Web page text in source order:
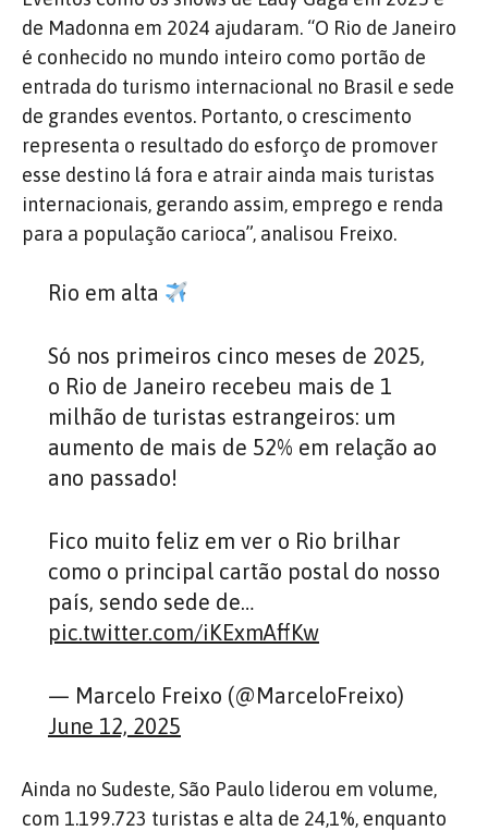
de Madonna em 2024 ajudaram. “O Rio de Janeiro
é conhecido no mundo inteiro como portão de
entrada do turismo internacional no Brasil e sede
de grandes eventos. Portanto, o crescimento
representa o resultado do esforço de promover
esse destino lá fora e atrair ainda mais turistas
internacionais, gerando assim, emprego e renda
para a população carioca”, analisou Freixo.
Rio em alta
Só nos primeiros cinco meses de 2025,
o Rio de Janeiro recebeu mais de 1
milhão de turistas estrangeiros: um
aumento de mais de 52% em relação ao
ano passado!
Fico muito feliz em ver o Rio brilhar
como o principal cartão postal do nosso
país, sendo sede de…
pic.twitter.com/iKExmAffKw
— Marcelo Freixo (@MarceloFreixo)
June 12, 2025
Ainda no Sudeste, São Paulo liderou em volume,
com 1.199.723 turistas e alta de 24,1%, enquanto